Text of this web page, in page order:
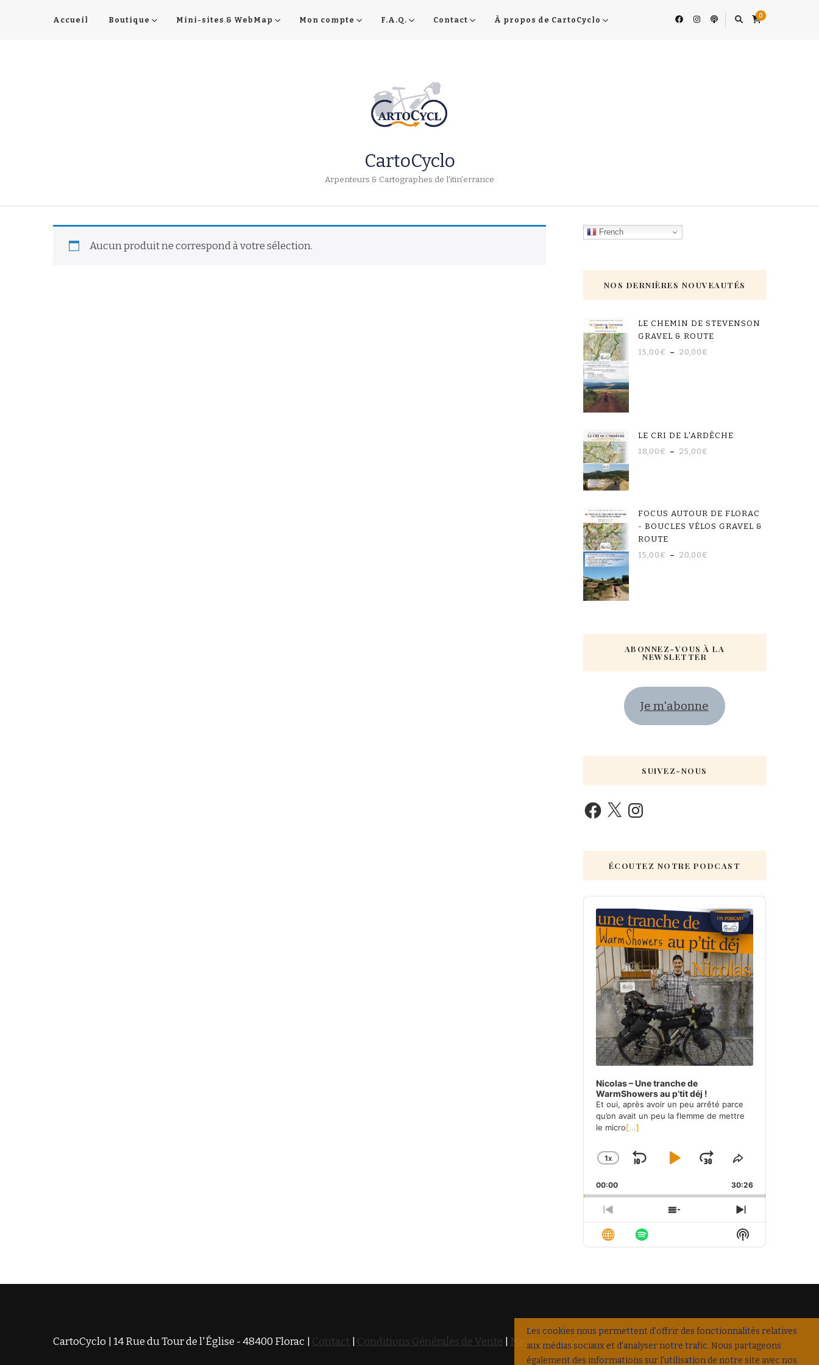
Accueil Boutique Mini-sites & WebMap Mon compte F.A.Q. Contact À propos de CartoCyclo
0
CartoCyclo
Arpenteurs & Cartographes de l'itin'errance
Aucun produit ne correspond à votre sélection.
French
NOS DERNIÈRES NOUVEAUTÉS
LE CHEMIN DE STEVENSON
GRAVEL & ROUTE
15,00€ – 20,00€
LE CRI DE L'ARDÈCHE
18,00€ – 25,00€
FOCUS AUTOUR DE FLORAC
- BOUCLES VÉLOS GRAVEL &
ROUTE
15,00€ – 20,00€
ABONNEZ-VOUS À LA
NEWSLETTER
Je m'abonne
SUIVEZ-NOUS
ÉCOUTEZ NOTRE PODCAST
Audio
Player
Nicolas – Une tranche de
WarmShowers au p’tit déj !
Et oui, après avoir un peu arrêté parce
qu’on avait un peu la flemme de mettre
le micro[...]
CHANGE
RATE
1X
SKIP
BACKWARD
PLAY
PAUSE
JUMP
FORWARD
SHARE
EPISODE
00:00 30:26
PREVIOUS
EPISODE
SHOW
EPISODES
NEXT
EPISODE
Show
Podcast
CartoCyclo | 14 Rue du Tour de l'Église - 48400 Florac | Contact Conditions Générales de Vente Mentions légales
Les cookies nous permettent d'offrir des fonctionnalités relatives
aux médias sociaux et d'analyser notre trafic. Nous partageons
également des informations sur l'utilisation de notre site avec nos